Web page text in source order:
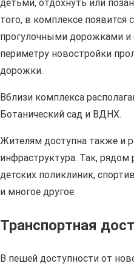
детьми, отдохнуть или
того, в комплексе появится
прогулочными дорожками
периметру новостройки
дорожки.
Вблизи комплекса
Ботанический сад и ВДНХ.
Жителям доступна также и
инфраструктура. Так,
детских поликлиник,
и многое другое.
Транспортная
В пешей доступности от